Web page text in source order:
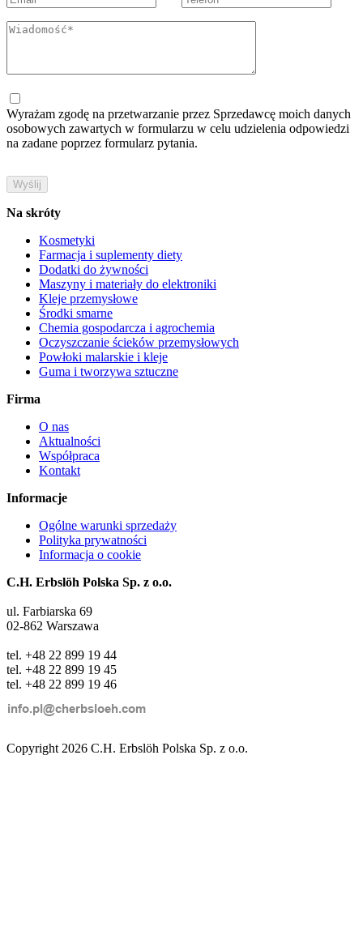
Wyrażam zgodę na przetwarzanie przez Sprzedawcę moich danych
osobowych zawartych w formularzu w celu udzielenia odpowiedzi
na zadane poprzez formularz pytania.
Na skróty
Kosmetyki
Farmacja i suplementy diety
Dodatki do żywności
Maszyny i materiały do elektroniki
Kleje przemysłowe
Środki smarne
Chemia gospodarcza i agrochemia
Oczyszczanie ścieków przemysłowych
Powłoki malarskie i kleje
Guma i tworzywa sztuczne
Firma
O nas
Aktualności
Współpraca
Kontakt
Informacje
Ogólne warunki sprzedaży
Polityka prywatności
Informacja o cookie
C.H. Erbslöh Polska Sp. z o.o.
ul. Farbiarska 69
02-862 Warszawa
tel. +48 22 899 19 44
tel. +48 22 899 19 45
tel. +48 22 899 19 46
Copyright 2026 C.H. Erbslöh Polska Sp. z o.o.